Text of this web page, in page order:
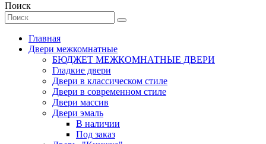
Поиск
Главная
Двери межкомнатные
БЮДЖЕТ МЕЖКОМНАТНЫЕ ДВЕРИ
Гладкие двери
Двери в классическом стиле
Двери в современном стиле
Двери массив
Двери эмаль
В наличии
Под заказ